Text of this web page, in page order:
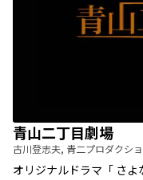
青山二丁目劇場
古川登志夫, 青二プロダクシ
オリジナルドラマ「 さ